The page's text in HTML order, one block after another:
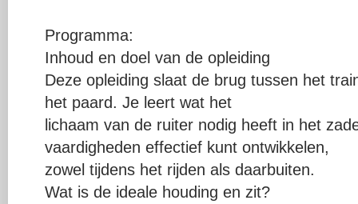
Programma:
Inhoud en doel van de opleiding
Deze opleiding slaat de brug tussen het
het paard. Je leert wat het
lichaam van de ruiter nodig heeft in het
vaardigheden effectief kunt ontwikkelen,
zowel tijdens het rijden als daarbuiten.
Wat is de ideale houding en zit?